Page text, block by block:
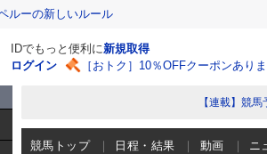
ルーの新しいルール
IDでもっと便利に新規取得
ログイン
［おトク］10％OFFクーポンあり
【連載】競
競馬トップ 日程・結果 動画 ニ